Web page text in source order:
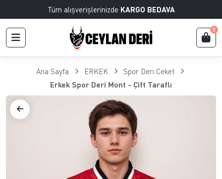
Tüm alışverişlerinizde KARGO BEDAVA
0
Ana Sayfa ERKEK
Spor Deri Ceket
Erkek Spor Deri Mont - Çift Taraflı